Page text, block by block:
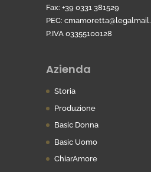
Fax: +39 0331 381529
PEC:
P.IVA 03355100128
Azienda
Storia
Produzione
Basic Donna
Basic Uomo
ChiarAmore